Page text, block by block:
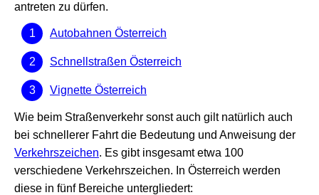
antreten zu dürfen.
Autobahnen Österreich
Schnellstraßen Österreich
Vignette Österreich
Wie beim Straßenverkehr sonst auch gilt natürlich auch
bei schnellerer Fahrt die Bedeutung und Anweisung der
Verkehrszeichen. Es gibt insgesamt etwa 100
verschiedene Verkehrszeichen. In Österreich werden
diese in fünf Bereiche untergliedert: